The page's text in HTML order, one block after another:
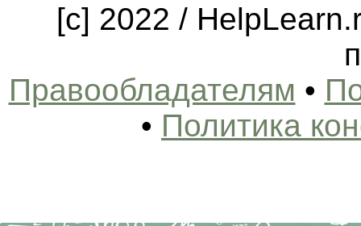
[c] 2022 /
Правообладателям •
• Политика